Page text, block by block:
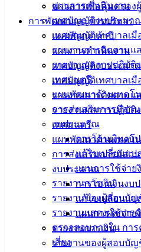
แผนการดำเนินงาน
เทศบัญญัติงบประมา
เทศบัญญัติเทศบาลเมื
รายงานการติดตามแ
รายงานผลการปฏิบัติ
เทศมนตรี
แผนพัฒนาด้านเทคโ
การส่งเสริมการมีส่ว
งบประมาณ
การโอนเงินงบ
แก้ไขเปลี่ยนแ
แผนการใช้จ่าย
รายงานการเงิน
รายงานของผู้สอบบัญ
รายงานแสดงผลการ
ตรวจสอบภายใน กา
เสี่ยง
ข่าวสารเพื่อคุ้มครอง
การพัฒนาและการบริหาร
แผนพัฒนาห้าปี
แผนการดำเนินงาน
เทศบัญญัติงบประมา
เทศบัญญัติเทศบาลเมื
รายงานการติดตามแ
รายงานผลการปฏิบัติ
เทศมนตรี
แผนพัฒนาด้านเทคโ
การส่งเสริมการมีส่ว
งบประมาณ
การโอนเงินงบ
แก้ไขเปลี่ยนแ
แผนการใช้จ่าย
รายงานการเงิน
รายงานของผู้สอบบัญ
เมืองอ่าง
สำนักงาน
เทศบาลเมือง
อ่างศิลา 90/338
ม.3 ต.เสม็ด
อ.เมือง จ.ชลบุรี
038-
142-100-104
บริการ
ประชาชน